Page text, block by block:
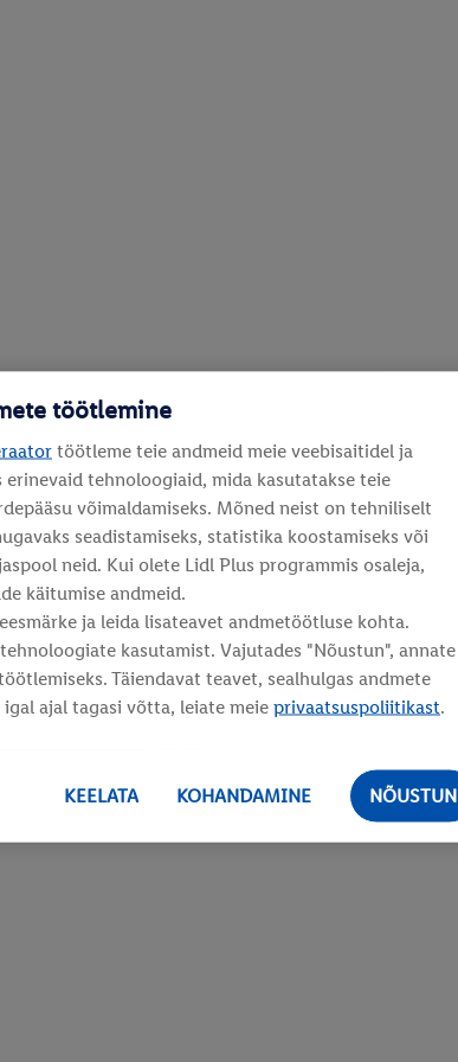
töötlemine
töötleme teie andmeid meie veebisaitidel ja
tehnoloogiaid, mida kasutatakse teie
võimaldamiseks. Mõned neist on tehniliselt
seadistamiseks, statistika koostamiseks või
neid. Kui olete Lidl Plus programmis osaleja,
käitumise andmeid.
ja leida lisateavet andmetöötluse kohta.
kasutamist. Vajutades "Nõustun", annate
Täiendavat teavet, sealhulgas andmete
ajal tagasi võtta, leiate meie privaatsuspoliitikast.
KEELATA KOHANDAMINE NÕUSTUN